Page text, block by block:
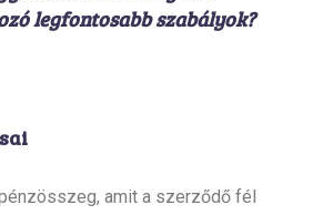
legfontosabb szabályok?
amit a szerződő fél